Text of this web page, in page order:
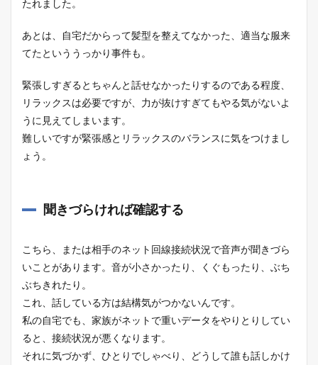
たれました。
あとは、自宅だからって髪型を整えてなかった、適当な服来
てたといううっかり事件も。
緊張しすぎるとちゃんと話せなかったりするのである程度、
リラックスは必要ですが、力が抜けすぎてもやる気がないよ
うに見えてしまいます。
難しいですが緊張感とリラックスのバランスに気をつけまし
ょう。
聞きづらければ確認する
こちら、または相手のネット回線接続状況で音声が聞きづら
いことがあります。音が小さかったり、くぐもったり、ぶち
ぶちきれたり。
これ、話している方は結構気がつかないんです。
私の自宅でも、家族がネットで重いデータをやりとりしてい
ると、接続状況が悪くなります。
それに気づかず、ひとりでしゃべり、どうして誰も話しかけ